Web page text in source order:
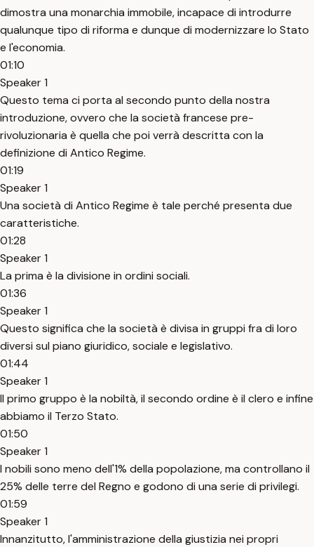
dimostra una monarchia immobile, incapace di introdurre
qualunque tipo di riforma e dunque di modernizzare lo Stato
e l'economia.
01:10
Speaker 1
Questo tema ci porta al secondo punto della nostra
introduzione, ovvero che la società francese pre-
rivoluzionaria è quella che poi verrà descritta con la
definizione di Antico Regime.
01:19
Speaker 1
Una società di Antico Regime è tale perché presenta due
caratteristiche.
01:28
Speaker 1
La prima è la divisione in ordini sociali.
01:36
Speaker 1
Questo significa che la società è divisa in gruppi fra di loro
diversi sul piano giuridico, sociale e legislativo.
01:44
Speaker 1
Il primo gruppo è la nobiltà, il secondo ordine è il clero e infine
abbiamo il Terzo Stato.
01:50
Speaker 1
I nobili sono meno dell'1% della popolazione, ma controllano il
25% delle terre del Regno e godono di una serie di privilegi.
01:59
Speaker 1
Innanzitutto, l'amministrazione della giustizia nei propri